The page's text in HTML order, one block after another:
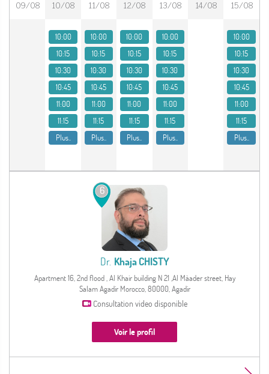
09/08 10/08 11/08 12/08 13/08 14/08 15/08
10:00
10:15
10:30
10:45
11:00
11:15
Plus..
10:00
10:15
10:30
10:45
11:00
11:15
Plus..
10:00
10:15
10:30
10:45
11:00
11:15
Plus..
10:00
10:15
10:30
10:45
11:00
11:15
Plus..
10:00
10:15
10:30
10:45
11:00
11:15
Plus..
6
Dr. Khaja CHISTY
Apartment 16, 2nd flood , Al Khair building N 21 ,Al Màader street, Hay
Salam Agadir Morocco, 80000, Agadir
Consultation video disponible
Voir le profil